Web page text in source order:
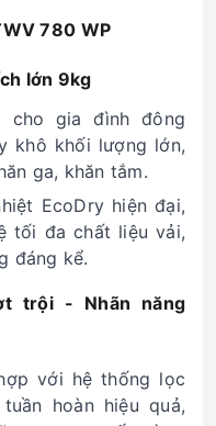
780 WP
lớn 9kg
cho gia đình đông
khô khối lượng lớn,
ga, khăn tắm.
EcoDry hiện đại,
tối đa chất liệu vải,
đáng kể.
trội - Nhãn năng
với hệ thống lọc
hoàn hiệu quả,